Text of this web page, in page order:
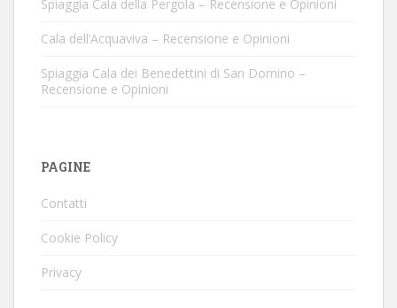
Spiaggia Cala della Pergola – Recensione e Opinioni
Cala dell’Acquaviva – Recensione e Opinioni
Spiaggia Cala dei Benedettini di San Domino –
Recensione e Opinioni
PAGINE
Contatti
Cookie Policy
Privacy